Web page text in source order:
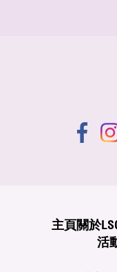
主頁 關於
活